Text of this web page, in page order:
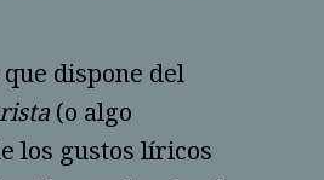
dispone del
(o algo
los gustos líricos